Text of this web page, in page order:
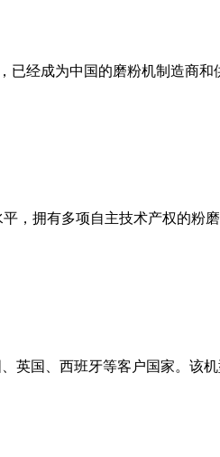
已经成为中国的磨粉机制造商
，拥有多项自主技术产权的
英国、西班牙等客户国家。